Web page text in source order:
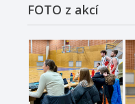
FOTO z akcí